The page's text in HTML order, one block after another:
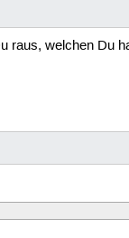
raus, welchen Du